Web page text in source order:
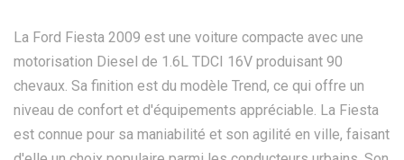
La Ford Fiesta 2009 est une voiture compacte avec une
motorisation Diesel de 1.6L TDCI 16V produisant 90
chevaux. Sa finition est du modèle Trend, ce qui offre un
niveau de confort et d'équipements appréciable. La Fiesta
est connue pour sa maniabilité et son agilité en ville, faisant